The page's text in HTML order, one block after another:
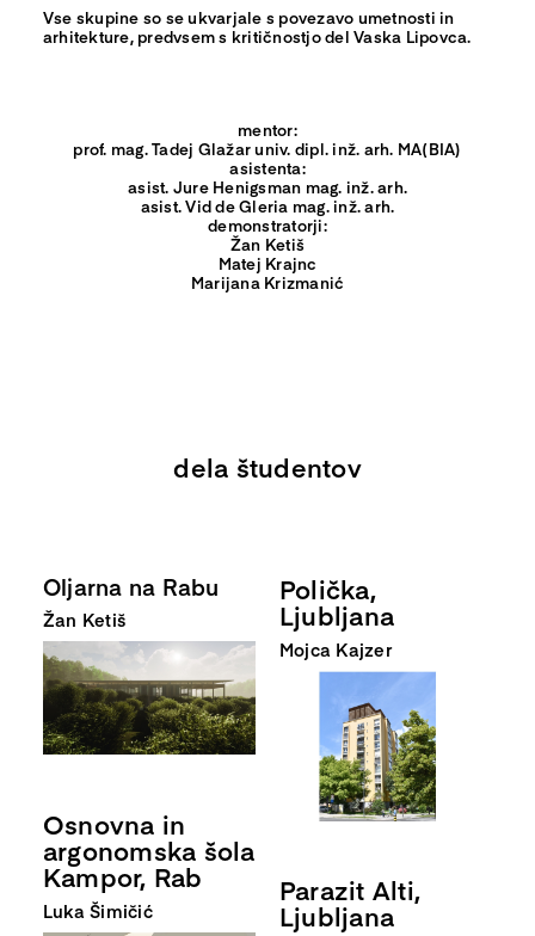
Vse skupine so se ukvarjale s povezavo umetnosti in
arhitekture, predvsem s kritičnostjo del Vaska Lipovca.
mentor:
prof. mag. Tadej Glažar univ. dipl. inž. arh. MA(BIA)
asistenta:
asist. Jure Henigsman mag. inž. arh.
asist. Vid de Gleria mag. inž. arh.
demonstratorji:
Žan Ketiš
Matej Krajnc
Marijana Krizmanić
dela študentov
Oljarna na Rabu
Žan Ketiš
Osnovna in
argonomska šola
Kampor, Rab
Luka Šimičić
Polička,
Ljubljana
Mojca Kajzer
Parazit Alti,
Ljubljana